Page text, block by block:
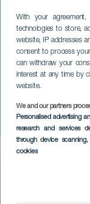
With your
technologies to store,
website, IP addresses
consent to process
can withdraw your
interest at any time by
website.
We and our partners
Personalised advertising
research and services
through device scanning,
cookies
LA PALMA
Imagen